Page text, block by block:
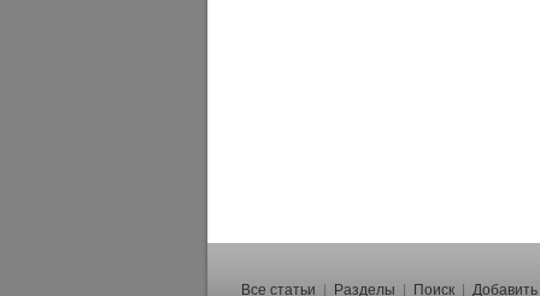
Все статьи Разделы Поиск